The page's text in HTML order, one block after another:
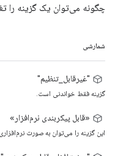
چگونه می‌توان یک گزینه را
شمارشی
"غیرقابل_تنظیم"
گزینه فقط خواندنی است.
«قابل پیکربندی نرم‌افزار»
این گزینه را می‌توان به صورت